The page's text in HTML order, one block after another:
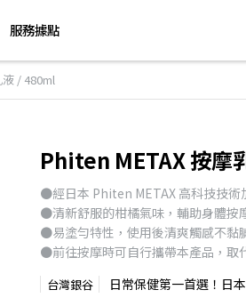
服務據點
液 / 480ml
Phiten METAX 按摩
●經日本 Phiten METAX 高科技技術
●清新舒服的柑橘氣味，輔助身體按
●易塗勻特性，使用後清爽觸感不黏
●前往按摩時可自行攜帶本產品，取
台灣銀谷 日常保健第一首選！日